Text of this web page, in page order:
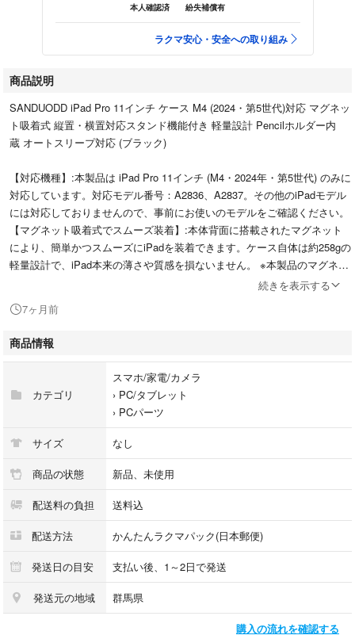
本人確認済 紛失補償有
ラクマ安心・安全への取り組み
商品説明
SANDUODD iPad Pro 11インチ ケース M4 (2024・第5世代)対応 マグネッ
ト吸着式 縦置・横置対応スタンド機能付き 軽量設計 Pencilホルダー内
蔵 オートスリープ対応 (ブラック)
【対応機種】:本製品は iPad Pro 11インチ (M4・2024年・第5世代) のみに
対応しています。対応モデル番号：A2836、A2837。その他のiPadモデル
には対応しておりませんので、事前にお使いのモデルをご確認ください。
【マグネット吸着式でスムーズ装着】:本体背面に搭載されたマグネット
により、簡単かつスムーズにiPadを装着できます。ケース自体は約258gの
軽量設計で、iPad本来の薄さや質感を損ないません。 ※本製品のマグネッ
トは、通常の使用環境下でiPadを安定保持できる程度の磁力設計となって
amazon価格 ￥2,999 税込
ご了承の上ご購入くださいませ。
即日発送。
開封痕、使用痕等がある場合がございます。
外箱の破損や多少のビニールの破れ等は不問としております。
本商品は訳あり商品となっているため、箱が潰れている可能性がございま
す。
通常の新品を購入するよりもお得となっておりますので、お見逃しなく
1100円以上の商品はフォロー＋商品購入希望コメントで100円お値引き致
します。
発送方法は最安値で送るため変更になる場合もございます。
さいませ。
その分お値段の安くなっていますのでご了承の上ご購入お願いします。
商品のデザインや色、状態には主観を伴い表現及び受け止め方に個人差が
続きを表示する
7ヶ月前
商品情報
カテゴリ
スマホ/家電/カメラ
› PC/タブレット
› PCパーツ
サイズ なし
商品の状態 新品、未使用
配送料の負担 送料込
配送方法 かんたんラクマパック(日本郵便)
発送日の目安 支払い後、1～2日で発送
発送元の地域 群馬県
購入の流れを確認する